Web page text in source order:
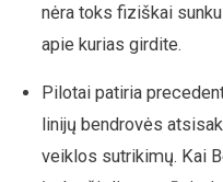
nėra toks fiziškai
apie kurias girdite.
Pilotai patiria
linijų bendrovės
veiklos sutrikimų. Kai